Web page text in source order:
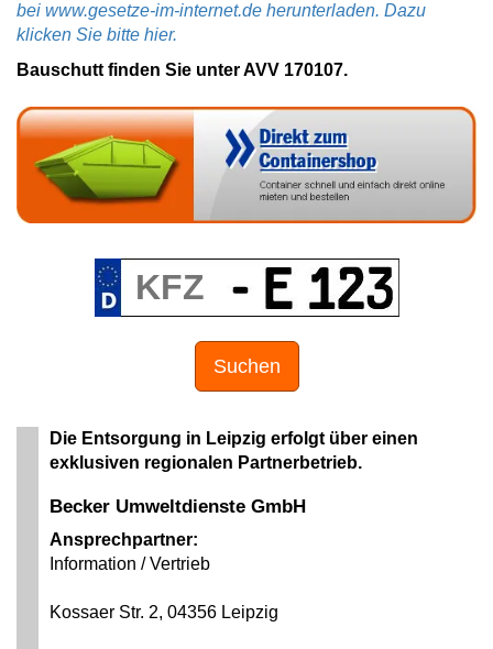
bei www.gesetze-im-internet.de herunterladen. Dazu
klicken Sie bitte hier.
Bauschutt finden Sie unter AVV 170107.
Suchen
Die Entsorgung in Leipzig erfolgt über einen
exklusiven regionalen Partnerbetrieb.
Becker Umweltdienste GmbH
Ansprechpartner:
Information / Vertrieb
Kossaer Str. 2, 04356 Leipzig